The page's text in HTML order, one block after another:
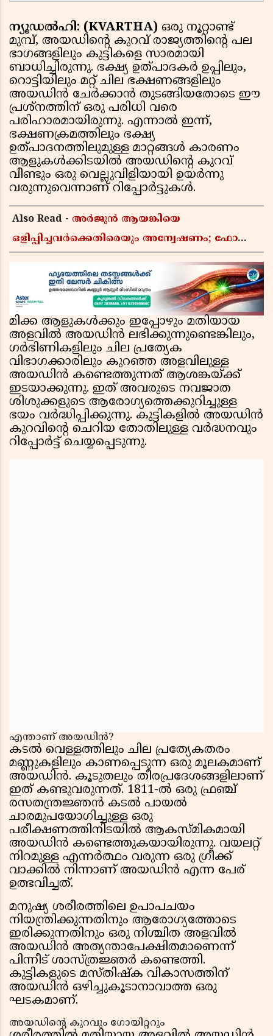
ന്യൂഡൽഹി: (KVARTHA) ഒരു നൂറ്റാണ്ട്
മുമ്പ്, അയഡിന്റെ കുറവ് രാജ്യത്തിന്റെ പല
ഭാഗങ്ങളിലും കുട്ടികളെ സാരമായി
ബാധിച്ചിരുന്നു. ഭക്ഷ്യ ഉത്പാദകർ ഉപ്പിലും,
റൊട്ടിയിലും മറ്റ് ചില ഭക്ഷണങ്ങളിലും
അയഡിൻ ചേർക്കാൻ തുടങ്ങിയതോടെ ഈ
പ്രശ്നത്തിന് ഒരു പരിധി വരെ
പരിഹാരമായിരുന്നു. എന്നാൽ ഇന്ന്,
ഭക്ഷണക്രമത്തിലും ഭക്ഷ്യ
ഉത്പാദനത്തിലുമുള്ള മാറ്റങ്ങൾ കാരണം
ആളുകൾക്കിടയിൽ അയഡിന്റെ കുറവ്
വീണ്ടും ഒരു വെല്ലുവിളിയായി ഉയർന്നു
വരുന്നുവെന്നാണ് റിപ്പോർട്ടുകൾ.
Also Read - അർജുൻ ആയങ്കിയെ
ഒളിപ്പിച്ചവർക്കെതിരെയും അന്വേഷണം; ഫോൺ
പൊലീസ്
മിക്ക ആളുകൾക്കും ഇപ്പോഴും മതിയായ
അളവിൽ അയഡിൻ ലഭിക്കുന്നുണ്ടെങ്കിലും,
ഗർഭിണികളിലും ചില പ്രത്യേക
വിഭാഗക്കാരിലും കുറഞ്ഞ അളവിലുള്ള
അയഡിൻ കണ്ടെത്തുന്നത് ആശങ്കയ്ക്ക്
ഇടയാക്കുന്നു. ഇത് അവരുടെ നവജാത
ശിശുക്കളുടെ ആരോഗ്യത്തെക്കുറിച്ചുള്ള
ഭയം വർദ്ധിപ്പിക്കുന്നു. കുട്ടികളിൽ അയഡിൻ
കുറവിന്റെ ചെറിയ തോതിലുള്ള വർദ്ധനവും
റിപ്പോർട്ട് ചെയ്യപ്പെടുന്നു.
എന്താണ് അയഡിൻ?
കടൽ വെള്ളത്തിലും ചില പ്രത്യേകതരം
മണ്ണുകളിലും കാണപ്പെടുന്ന ഒരു മൂലകമാണ്
അയഡിൻ. കൂടുതലും തീരപ്രദേശങ്ങളിലാണ്
ഇത് കണ്ടുവരുന്നത്. 1811-ൽ ഒരു ഫ്രഞ്ച്
രസതന്ത്രജ്ഞൻ കടൽ പായൽ
ചാരമുപയോഗിച്ചുള്ള ഒരു
പരീക്ഷണത്തിനിടയിൽ ആകസ്മികമായി
അയഡിൻ കണ്ടെത്തുകയായിരുന്നു. വയലറ്റ്
നിറമുള്ള എന്നർത്ഥം വരുന്ന ഒരു ഗ്രീക്ക്
വാക്കിൽ നിന്നാണ് അയഡിൻ എന്ന പേര്
ഉത്ഭവിച്ചത്.
മനുഷ്യ ശരീരത്തിലെ ഉപാപചയം
നിയന്ത്രിക്കുന്നതിനും ആരോഗ്യത്തോടെ
ഇരിക്കുന്നതിനും ഒരു നിശ്ചിത അളവിൽ
അയഡിൻ അത്യന്താപേക്ഷിതമാണെന്ന്
പിന്നീട് ശാസ്ത്രജ്ഞർ കണ്ടെത്തി.
കുട്ടികളുടെ മസ്തിഷ്ക വികാസത്തിന്
അയഡിൻ ഒഴിച്ചുകൂടാനാവാത്ത ഒരു
ഘടകമാണ്.
അയഡിന്റെ കുറവും ഗോയിറ്ററും